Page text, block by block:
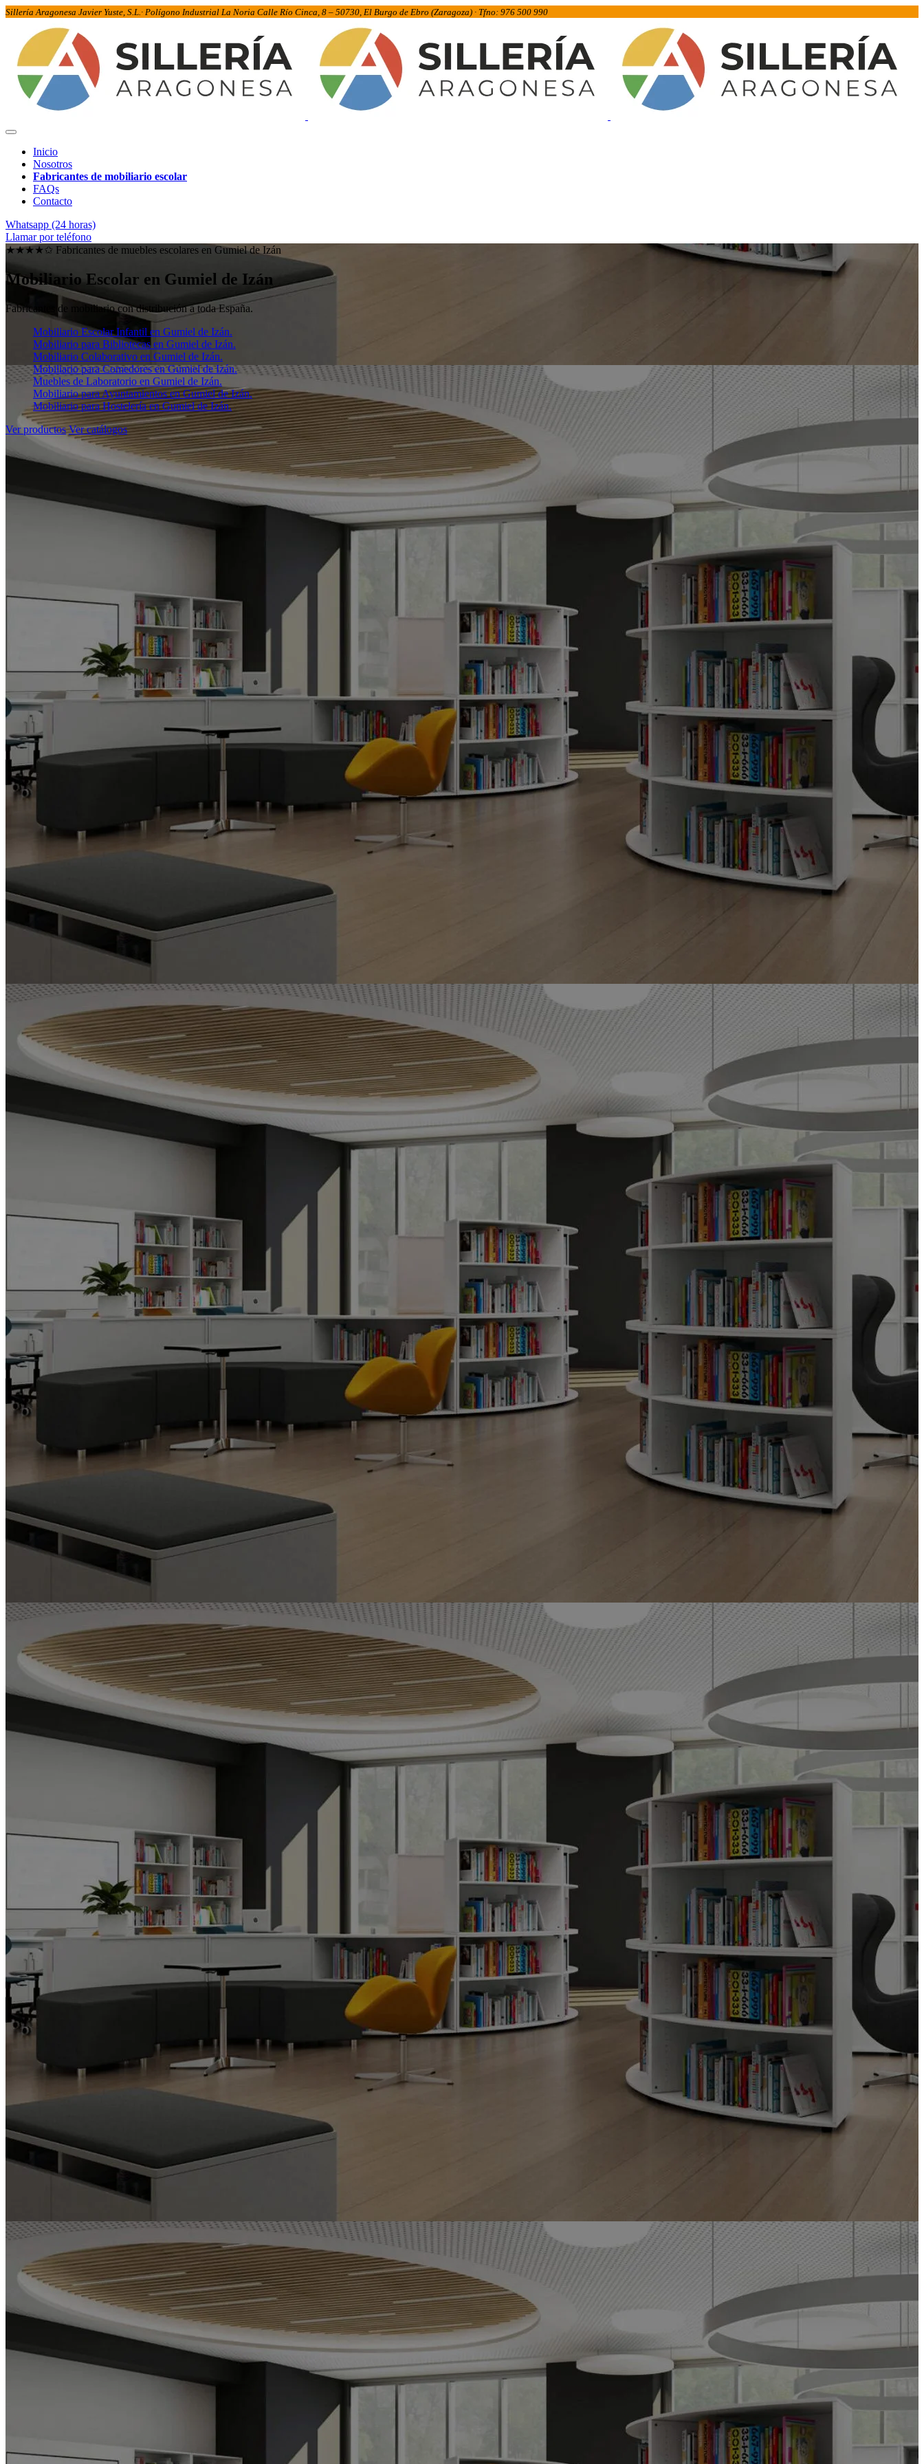
Sillería Aragonesa Javier Yuste, S.L.· Polígono Industrial La Noria Calle Río Cinca, 8 – 50730, El Burgo de Ebro (Zaragoza) · Tfno: 976 500 990
Inicio
Nosotros
Fabricantes de mobiliario escolar
FAQs
Contacto
Whatsapp (24 horas)
Llamar por teléfono
★★★★✩ Fabricantes de muebles escolares en Gumiel de Izán
Mobiliario Escolar en Gumiel de Izán
Fabricantes de mobiliario con distribución a toda España.
Mobiliario Escolar Infantil en Gumiel de Izán.
Mobiliario para Bibliotecas en Gumiel de Izán.
Mobiliario Colaborativo en Gumiel de Izán.
Mobiliario para Comedores en Gumiel de Izán.
Muebles de Laboratorio en Gumiel de Izán.
Mobiliario para Ayuntamientos en Gumiel de Izán.
Mobiliario para Hostelería en Gumiel de Izán.
Ver productos Ver catálogos